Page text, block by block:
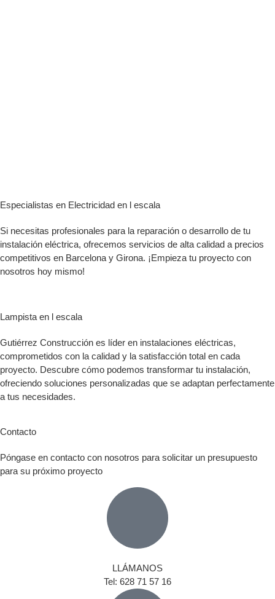
Especialistas en Electricidad en l escala
Si necesitas profesionales para la reparación o desarrollo de tu
instalación eléctrica, ofrecemos servicios de alta calidad a precios
competitivos en Barcelona y Girona. ¡Empieza tu proyecto con
nosotros hoy mismo!
Lampista en l escala
Gutiérrez Construcción es líder en instalaciones eléctricas,
comprometidos con la calidad y la satisfacción total en cada
proyecto. Descubre cómo podemos transformar tu instalación,
ofreciendo soluciones personalizadas que se adaptan perfectamente
a tus necesidades.
Contacto
Póngase en contacto con nosotros para solicitar un presupuesto
para su próximo proyecto
LLÁMANOS
Tel: 628 71 57 16